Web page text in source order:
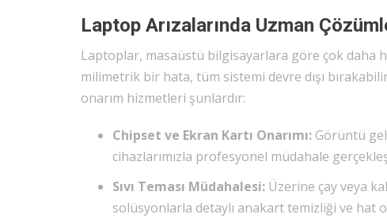
Laptop Arızalarında Uzman
Laptoplar, masaüstü bilgisayarlara göre çok daha
milimetrik bir hata, tüm sistemi devre dışı
onarım hizmetleri şunlardır:
Chipset ve Ekran Kartı Onarımı: Görüntü
cihazlarımızla profesyonel müdahale
Sıvı Teması Müdahalesi: Üzerine çay veya
solüsyonlarla detaylı anakart temizliği ve hat